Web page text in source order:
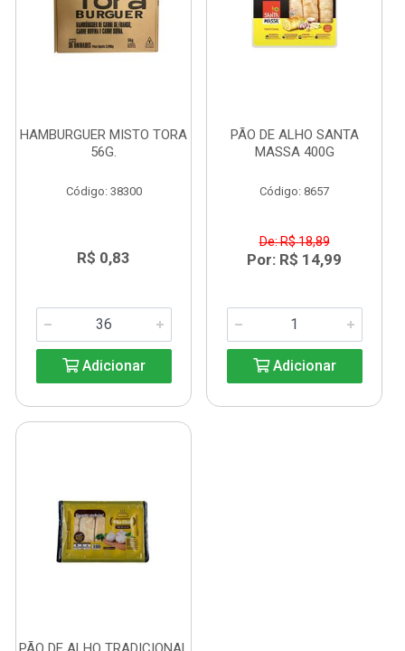
HAMBURGUER MISTO TORA
56G.
Código: 38300
R$ 0,83
Adicionar
PÃO DE ALHO SANTA
MASSA 400G
Código: 8657
De: R$ 18,89
Por: R$ 14,99
Adicionar